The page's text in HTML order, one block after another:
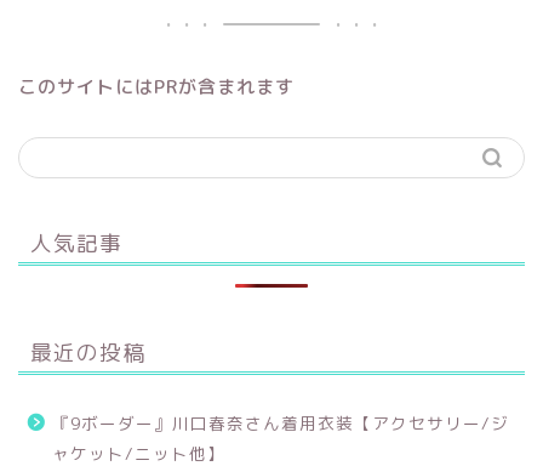
このサイトにはPRが含まれます
人気記事
最近の投稿
『9ボーダー』川口春奈さん着用衣装【アクセサリー/ジ
ャケット/ニット他】